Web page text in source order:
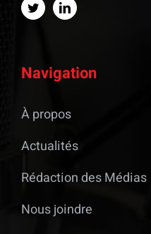
Navigation
À propos
Actualités
Rédaction des Médias
Nous joindre